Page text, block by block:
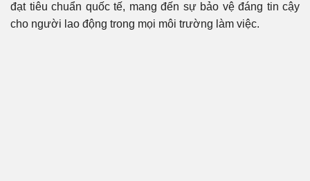
đạt tiêu chuẩn quốc tế, mang đến sự bảo vệ đáng tin cậy
cho người lao động trong mọi môi trường làm việc.